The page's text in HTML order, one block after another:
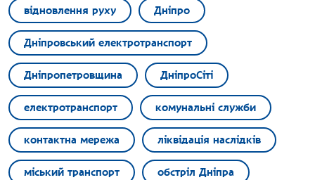
відновлення руху Дніпро
Дніпровський електротранспорт
Дніпропетровщина ДніпроСіті
електротранспорт комунальні служби
контактна мережа ліквідація наслідків
міський транспорт обстріл Дніпра